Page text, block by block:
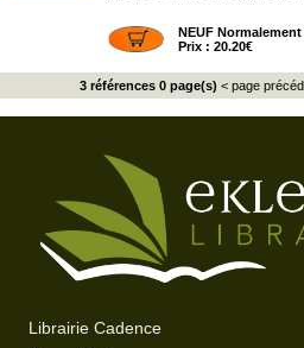
NEUF
Prix : 20.20€
3 références 0 page(s) < page
Librairie Cadence